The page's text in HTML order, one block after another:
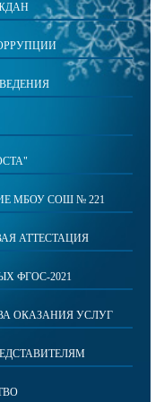
МБОУ СОШ № 221
АТТЕСТАЦИЯ
ФГОС-2021
ОКАЗАНИЯ УСЛУГ